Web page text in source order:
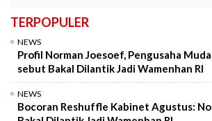
TERPOPULER
NEWS
Profil Norman Joesoef, Pengusaha
sebut Bakal Dilantik Jadi Wamenhan RI
NEWS
Bocoran Reshuffle Kabinet Agustus: